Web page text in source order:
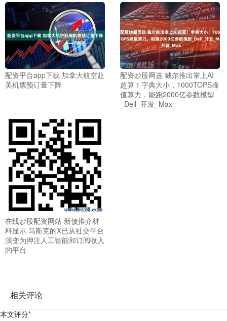
配资平台app下载 加拿大航空赴
美机票预订量下降
配资炒股网选 戴尔推出掌上AI
超算！字典大小，1000TOPS峰
值算力，能跑2000亿参数模型
_Dell_开发_Max
在线炒股配资网站 新债推介材
料显示 马斯克的X已从社交平台
演变为押注人工智能和订阅收入
的平台
相关评论
本文评分*